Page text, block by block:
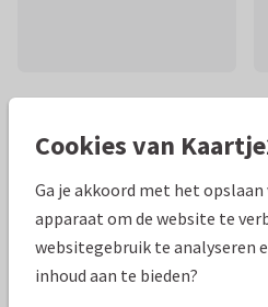
Mooie extra's bij je kaart
Cookies van
Ga je akkoord met het opslaan
apparaat om de website te
websitegebruik te analyseren
inhoud aan te bieden?